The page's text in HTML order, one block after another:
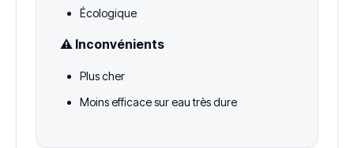
Écologique
⚠️ Inconvénients
Plus cher
Moins efficace sur eau très dure